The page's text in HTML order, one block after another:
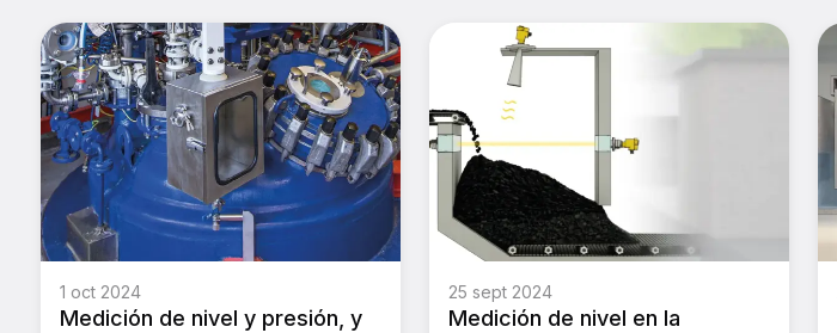
1 oct 2024
Medición de nivel y presión, y
25 sept 2024
Medición de nivel en la